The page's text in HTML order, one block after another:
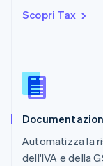
Scopri Tax
Automatizza la
dell'IVA e della
Regno Unito
English
English
Singapore
Slovacchia
English
Slovenia